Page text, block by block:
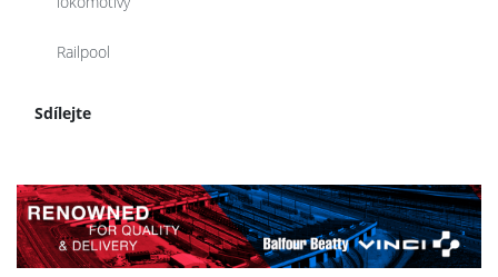
Railpool
Sdílejte